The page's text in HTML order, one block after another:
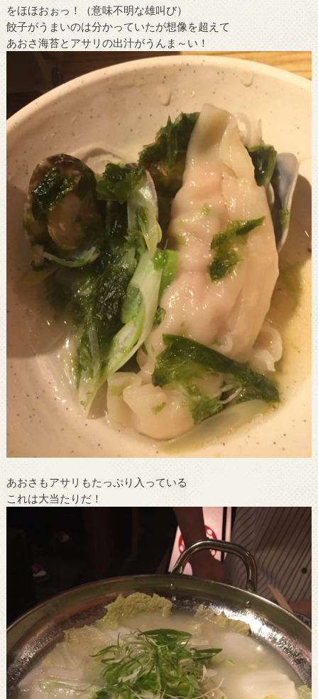
をほほおぉっ！（意味不明な雄叫び）
餃子がうまいのは分かっていたが想像を超えて
あおさ海苔とアサリの出汁がうんま～い！
あおさもアサリもたっぷり入っている
これは大当たりだ！